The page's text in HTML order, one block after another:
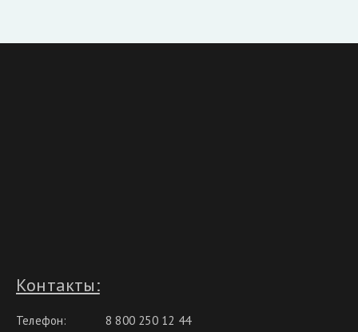
Контакты:
Телефон:
8 800 250 12 44